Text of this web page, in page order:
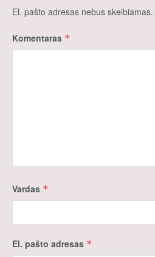
El. pašto adresas nebus skelbiamas.
Komentaras *
Vardas *
El. pašto adresas *